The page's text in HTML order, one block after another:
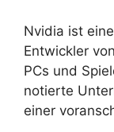
Nvidia ist
Entwickler
PCs und
notierte
einer